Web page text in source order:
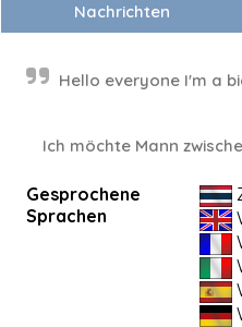
Nachrichten
Hello everyone I'm a
Ich möchte Mann
Gesprochene
Sprachen